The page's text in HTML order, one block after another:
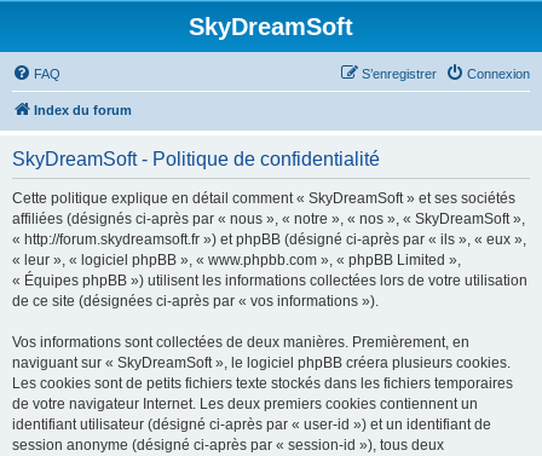
SkyDreamSoft
FAQ Connexion
S’enregistrer
Index du forum
SkyDreamSoft - Politique de confidentialité
Cette politique explique en détail comment « SkyDreamSoft » et ses sociétés
affiliées (désignés ci-après par « nous », « notre », « nos », « SkyDreamSoft »,
« http://forum.skydreamsoft.fr ») et phpBB (désigné ci-après par « ils », « eux »,
« leur », « logiciel phpBB », « www.phpbb.com », « phpBB Limited »,
« Équipes phpBB ») utilisent les informations collectées lors de votre utilisation
de ce site (désignées ci-après par « vos informations »).
Vos informations sont collectées de deux manières. Premièrement, en
naviguant sur « SkyDreamSoft », le logiciel phpBB créera plusieurs cookies.
Les cookies sont de petits fichiers texte stockés dans les fichiers temporaires
de votre navigateur Internet. Les deux premiers cookies contiennent un
identifiant utilisateur (désigné ci-après par « user-id ») et un identifiant de
session anonyme (désigné ci-après par « session-id »), tous deux